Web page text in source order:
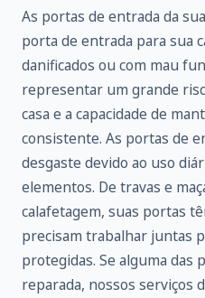
As portas de entrada da
porta de entrada para sua
danificados ou com mau
representar um grande
casa e a capacidade de
consistente. As portas de
desgaste devido ao uso
elementos. De travas e
calafetagem, suas portas
precisam trabalhar juntas
protegidas. Se alguma das
reparada, nossos serviços